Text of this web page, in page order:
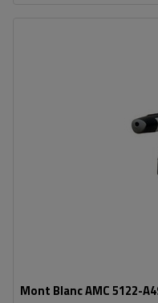
Mont Blanc AMC 5122-